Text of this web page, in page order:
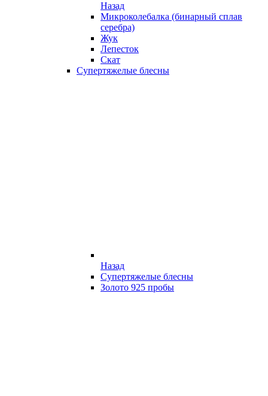
Назад
Микроколебалка (бинарный сплав
серебра)
Жук
Лепесток
Скат
Супертяжелые блесны
Назад
Супертяжелые блесны
Золото 925 пробы